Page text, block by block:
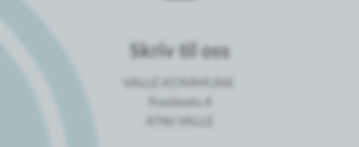
Skriv til oss
VALLE KOMMUNE
Postboks 4
4746 VALLE